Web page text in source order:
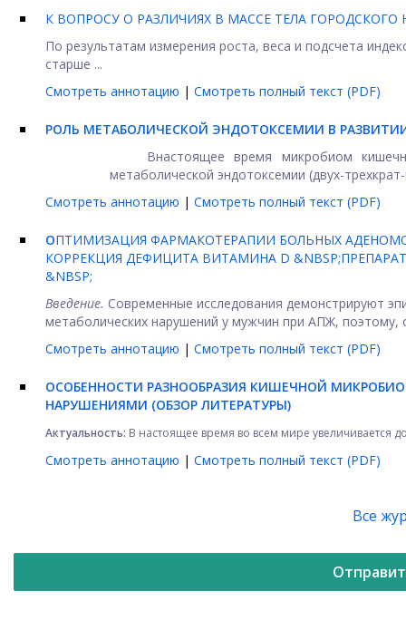
К ВОПРОСУ О РАЗЛИЧИЯХ В МАССЕ ТЕЛА
По результатам измерения роста, веса и подсчета
старше ...
Смотреть аннотацию | Смотреть полный текст (PDF)
РОЛЬ МЕТАБОЛИЧЕСКОЙ ЭНДОТОКСЕМИИ В
Внастоящее время микробиом
метаболической эндотоксемии (двух-
Смотреть аннотацию | Смотреть полный текст (PDF)
ОПТИМИЗАЦИЯ ФАРМАКОТЕРАПИИ БОЛЬНЫХ
КОРРЕКЦИЯ ДЕФИЦИТА ВИТАМИНА D
&NBSP;
Введение. Современные исследования демонстрируют
метаболических нарушений у мужчин при АПЖ, поэтому,
Смотреть аннотацию | Смотреть полный текст (PDF)
ОСОБЕННОСТИ РАЗНООБРАЗИЯ КИШЕЧНОЙ
НАРУШЕНИЯМИ (ОБЗОР ЛИТЕРАТУРЫ)
Актуальность: В настоящее время во всем мире увеличивается
Смотреть аннотацию | Смотреть полный текст (PDF)
Все